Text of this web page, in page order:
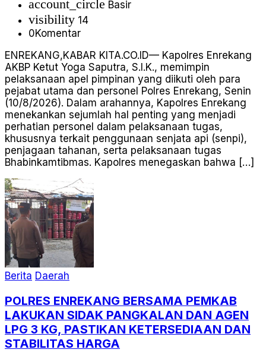
account_circle Basir
visibility 14
0Komentar
ENREKANG,KABAR KITA.CO.ID— Kapolres Enrekang
AKBP Ketut Yoga Saputra, S.I.K., memimpin
pelaksanaan apel pimpinan yang diikuti oleh para
pejabat utama dan personel Polres Enrekang, Senin
(10/8/2026). Dalam arahannya, Kapolres Enrekang
menekankan sejumlah hal penting yang menjadi
perhatian personel dalam pelaksanaan tugas,
khususnya terkait penggunaan senjata api (senpi),
penjagaan tahanan, serta pelaksanaan tugas
Bhabinkamtibmas. Kapolres menegaskan bahwa […]
Berita Daerah
POLRES ENREKANG BERSAMA PEMKAB
LAKUKAN SIDAK PANGKALAN DAN AGEN
LPG 3 KG, PASTIKAN KETERSEDIAAN DAN
STABILITAS HARGA